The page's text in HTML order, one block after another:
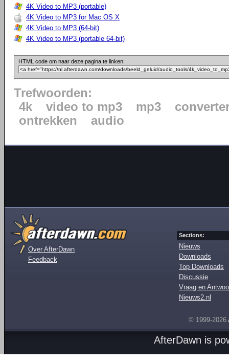
4K Video to MP3 (portable)
4K Video to MP3 for Mac OS X
4K Video to MP3 (64-bit)
4K Video to MP3 (portable 64-bit)
HTML code om naar deze pagina te linken:
Trefwoorden:
4k
video to mp3 mp3
ontrekken
audio
Over AfterDawn
Feedback
Sections:
Nieuws
Downloads
Top Downloads
Discussie
Vraag en
Nieuws2.nl
© 1999-2026
AfterDawn is